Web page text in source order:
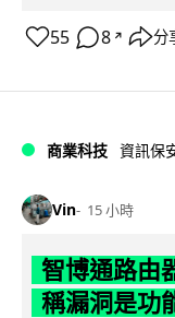
55 8 ↗ 分
商業科技 資訊保
Vin 15 小時
智博通路由
稱漏洞是功